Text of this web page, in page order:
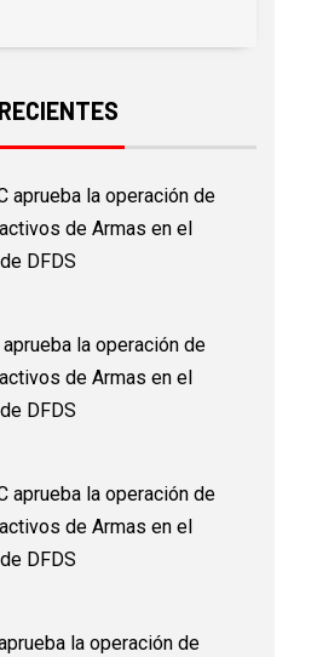
aprueba la operación de
de Armas en el
DFDS
aprueba la operación de
de Armas en el
DFDS
aprueba la operación de
de Armas en el
DFDS
la operación de